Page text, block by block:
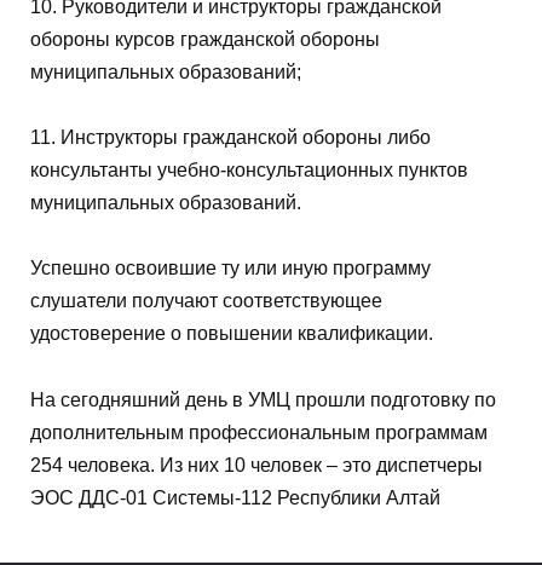
10. Руководители и инструкторы гражданской
обороны курсов гражданской обороны
муниципальных образований;
11. Инструкторы гражданской обороны либо
консультанты учебно-консультационных пунктов
муниципальных образований.
Успешно освоившие ту или иную программу
слушатели получают соответствующее
удостоверение о повышении квалификации.
На сегодняшний день в УМЦ прошли подготовку по
дополнительным профессиональным программам
254 человека. Из них 10 человек – это диспетчеры
ЭОС ДДС-01 Системы-112 Республики Алтай